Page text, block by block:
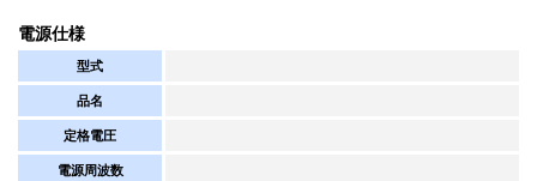
電源仕様
型式
品名
定格電圧
電源周波数